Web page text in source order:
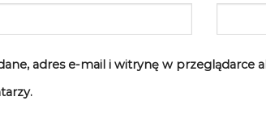
adres e-mail i witrynę w przeglądarce